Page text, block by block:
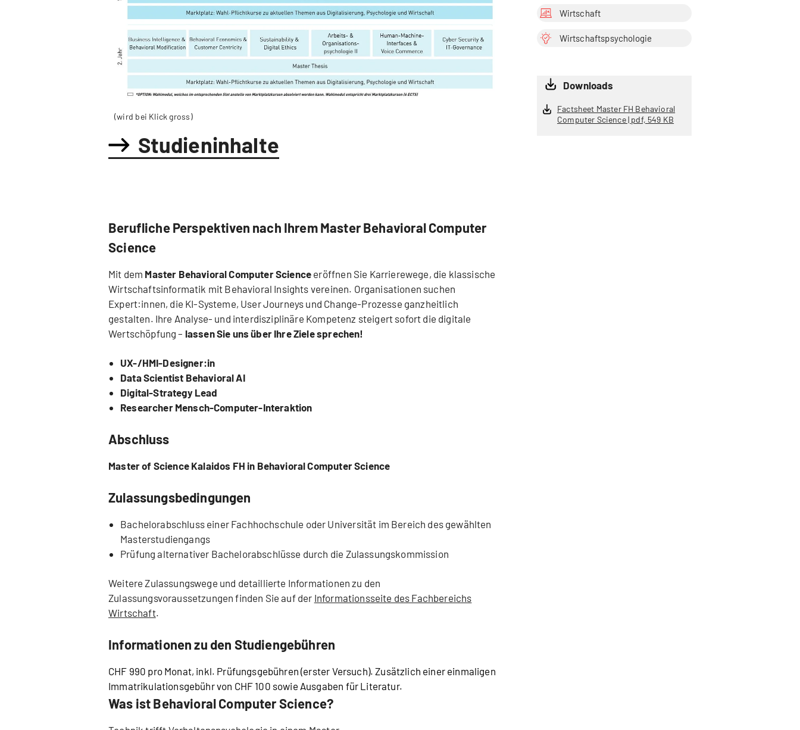
(wird bei Klick gross)
Studieninhalte
Berufliche Perspektiven nach Ihrem Master Behavioral Computer
Science
Mit dem Master Behavioral Computer Science eröffnen Sie Karrierewege, die klassische
Wirtschaftsinformatik mit Behavioral Insights vereinen. Organisationen suchen
Expert:innen, die KI-Systeme, User Journeys und Change-Prozesse ganzheitlich
gestalten. Ihre Analyse- und interdisziplinäre Kompetenz steigert sofort die digitale
Wertschöpfung – lassen Sie uns über Ihre Ziele sprechen!
UX-/HMI-Designer:in
Data Scientist Behavioral AI
Digital-Strategy Lead
Researcher Mensch-Computer-Interaktion
Abschluss
Master of Science Kalaidos FH in Behavioral Computer Science
Zulassungsbedingungen
Bachelorabschluss einer Fachhochschule oder Universität im Bereich des gewählten
Masterstudiengangs
Prüfung alternativer Bachelorabschlüsse durch die Zulassungskommission
Weitere Zulassungswege und detaillierte Informationen zu den
Zulassungsvoraussetzungen finden Sie auf der Informationsseite des Fachbereichs
Wirtschaft.
Informationen zu den Studiengebühren
CHF 990 pro Monat, inkl. Prüfungsgebühren (erster Versuch). Zusätzlich einer einmaligen
Immatrikulationsgebühr von CHF 100 sowie Ausgaben für Literatur.
Was ist Behavioral Computer Science?
Wirtschaft
Wirtschaftspsychologie
Downloads
Factsheet Master FH Behavioral
Computer Science | pdf, 549 KB